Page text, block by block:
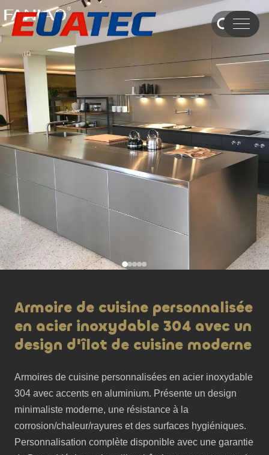
Armoire de cuisine personnalisée
en acier inoxydable 304 avec un
design d'îlot de cuisine moderne
Armoires de cuisine personnalisées en acier inoxydable
304 avec accents en aluminium. Présente un design
minimaliste moderne, une résistance à la
corrosion/chaleur/rayures et des surfaces hygiéniques.
Personnalisation complète disponible avec une garantie